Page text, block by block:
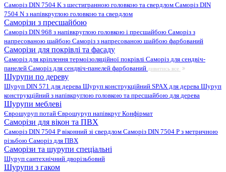
Саморіз DIN 7504 K з шестигранною головкою та свердлом Саморіз DIN
7504 N з напівкруглою головкою та свердлом
Саморізи з пресшайбою
Саморіз DIN 968 з напівкруглою головкою і пресшайбою Саморіз з
напресованою шайбою Саморіз з напресованою шайбою фарбований
Саморізи для покрівлі та фасаду
Саморіз для кріплення термоізоляційної покрівлі Саморіз для сендвіч-
панелей Саморіз для сендвіч-панелей фарбований дивитись все
Шурупи по дереву
Шуруп DIN 571 для дерева Шуруп конструкційний SPAX для дерева Шуруп
конструкційний з напівкруглою головкою та пресшайбою для дерева
Шурупи меблеві
Єврошуруп потай Єврошуруп напівкруг Конфірмат
Саморізи для вікон та ПВХ
Саморіз DIN 7504 P віконний зі свердлом Саморіз DIN 7504 P з метричною
різьбою Саморіз для ПВХ
Саморізи та шурупи спеціальні
Шуруп сантехнічний дворізьбовий
Шурупи з гаком